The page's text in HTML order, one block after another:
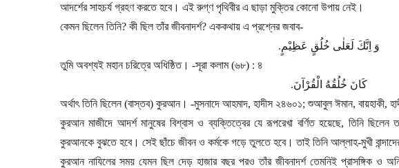
আদর্শের সাহচর্য গ্রহণ করতে হবে। এই রুগ্ণ পৃথিবীর এ ছাড়া মুক্তির কোনো উপায় নেই।
কেমন ছিলেন তিনি? কী ছিল তাঁর জীবনাদর্শ? এককথায় এ প্রশ্নের জবাব-
وَ اِنَّكَ لَعَلٰی خُلُقٍ عَظِیْمٍ.
তুমি অবশ্যই মহান চরিত্রে অধিষ্ঠিত। -সূরা কলাম (৬৮) : ৪
كَانَ خُلُقُهُ الْقُرْآنَ.
অর্থাৎ তিনি ছিলেন (বাস্তব) কুরআন। -মুসনাদে আহমাদ, হাদীস ২৪৬০১;শুআবুল ঈমান, বায়হাকী,
কুরআন মাজীদে আদর্শ মানুষের বিশ্বাস ও ব্যক্তিত্বের যে রূপরেখা বর্ণিত হয়েছে, তিনি ছিলেন
কুরআনকে বুঝতে হবে। সেই ছাঁচে জীবন ও কর্মকে গড়ে তুলতে হবে। তাই তিনি আল্লাহ-মুখী
কুরআন নাযিলের সময় যেমন ছিল দেড় হাজার বছর পরও তাঁর জীবনাদর্শ তেমনিই প্রাসঙ্গিক ও